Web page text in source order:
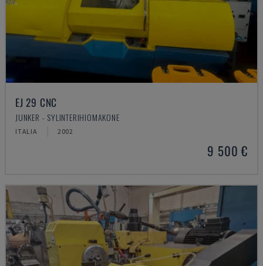
EJ 29 CNC
JUNKER - SYLINTERIHIOMAKONE
ITALIA 2002
9 500 €